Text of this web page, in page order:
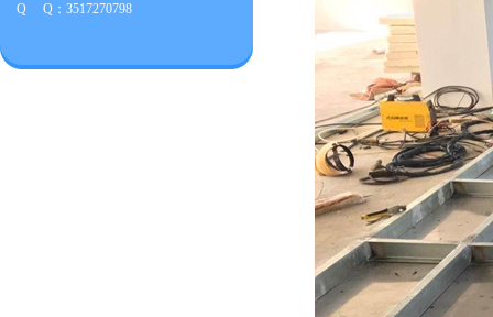
Q Q：3517270798